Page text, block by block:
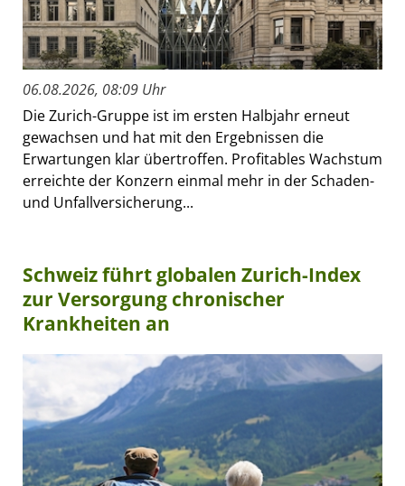
06.08.2026, 08:09 Uhr
Die Zurich-Gruppe ist im ersten Halbjahr erneut
gewachsen und hat mit den Ergebnissen die
Erwartungen klar übertroffen. Profitables Wachstum
erreichte der Konzern einmal mehr in der Schaden-
und Unfallversicherung...
Schweiz führt globalen Zurich-Index
zur Versorgung chronischer
Krankheiten an